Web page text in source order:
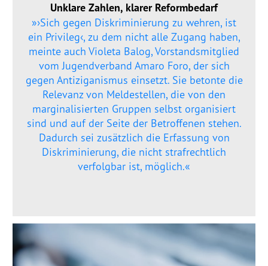
Publikationen
Mediathek
Plakate
Presse
Pressemitteilungen
Glossar
neues deutschland
Unklare Zahlen, klarer Reformbedarf
»›Sich gegen Diskriminierung zu wehren, ist
ein Privileg‹, zu dem nicht alle Zugang haben,
meinte auch Violeta Balog, Vorstandsmitglied
vom Jugendverband Amaro Foro, der sich
gegen Antiziganismus einsetzt. Sie betonte die
Relevanz von Meldestellen, die von den
marginalisierten Gruppen selbst organisiert
sind und auf der Seite der Betroffenen stehen.
Dadurch sei zusätzlich die Erfassung von
Diskriminierung, die nicht strafrechtlich
verfolgbar ist, möglich.«
16.08.2022, taz